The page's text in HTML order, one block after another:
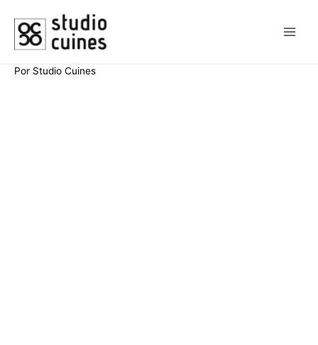
Por Studio Cuines